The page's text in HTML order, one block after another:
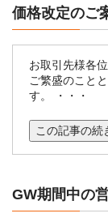
価格改定のご
お取引先様各
ご繁盛のこと
す。 ・・・
この記事の
GW期間中の